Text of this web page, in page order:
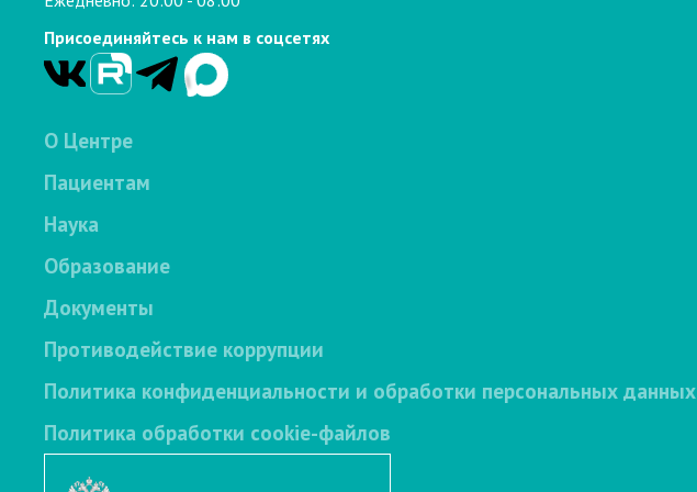
Присоединяйтесь к нам в соцсетях
О Центре
Пациентам
Наука
Образование
Документы
Противодействие коррупции
Политика конфиденциальности и обработки персональных данных
Политика обработки cookie-файлов